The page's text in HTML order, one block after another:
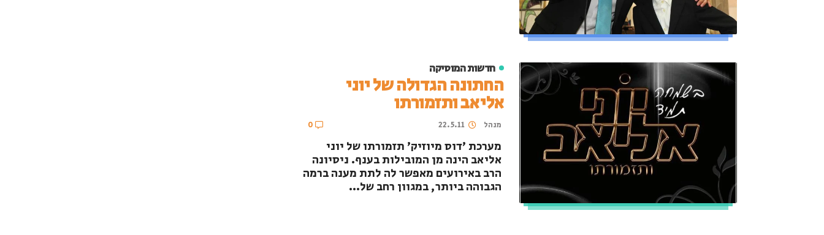
חדשות המוסיקה
החתונה הגדולה של יוני
אליאב ותזמורתו
מנהל 22.5.11
0
מערכת 'דוס מיוזיק' תזמורתו של יוני
אליאב הינה מן המובילות בענף. ניסיונה
הרב באירועים מאפשר לה לתת מענה ברמה
הגבוהה ביותר, במגוון רחב של...